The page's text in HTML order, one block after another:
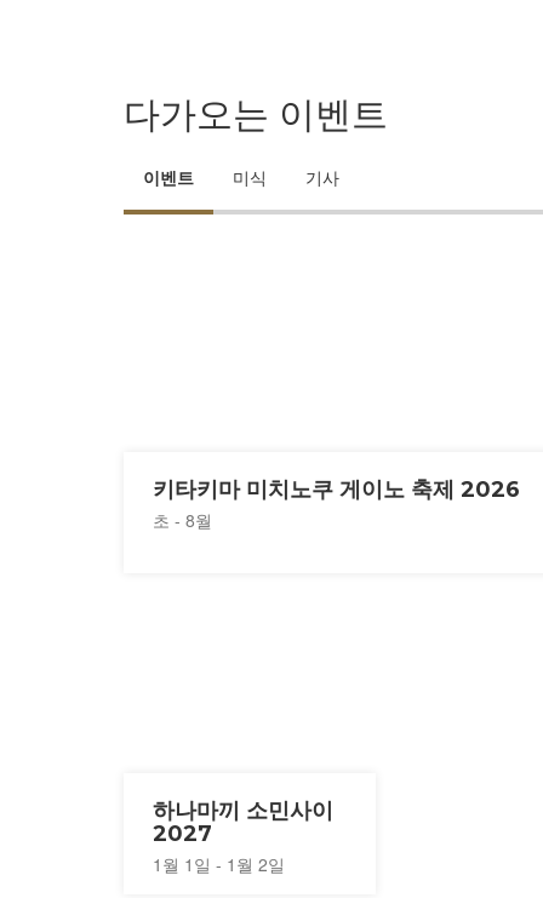
다가오는 이벤트
이벤트 미식 기사
키타키마 미치노쿠 게이노 축제 2026
초 - 8월
하나마끼 소민사이
2027
1월 1일 - 1월 2일